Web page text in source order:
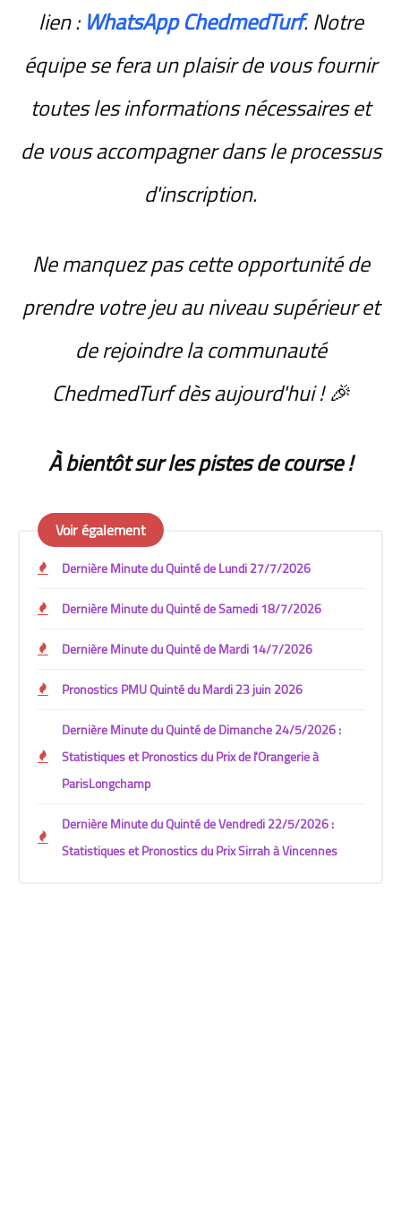
lien :WhatsApp ChedmedTurf. Notre
équipe se fera un plaisir de vous fournir
toutes les informations nécessaires et
de vous accompagner dans le processus
d'inscription.
Ne manquez pas cette opportunité de
prendre votre jeu au niveau supérieur et
de rejoindre la communauté
ChedmedTurf dès aujourd'hui ! 🎉
À bientôt sur les pistes de course !
Voir également
Dernière Minute du Quinté de Lundi 27/7/2026
Dernière Minute du Quinté de Samedi 18/7/2026
Dernière Minute du Quinté de Mardi 14/7/2026
Pronostics PMU Quinté du Mardi 23 juin 2026
Dernière Minute du Quinté de Dimanche 24/5/2026 :
Statistiques et Pronostics du Prix de l'Orangerie à
ParisLongchamp
Dernière Minute du Quinté de Vendredi 22/5/2026 :
Statistiques et Pronostics du Prix Sirrah à Vincennes